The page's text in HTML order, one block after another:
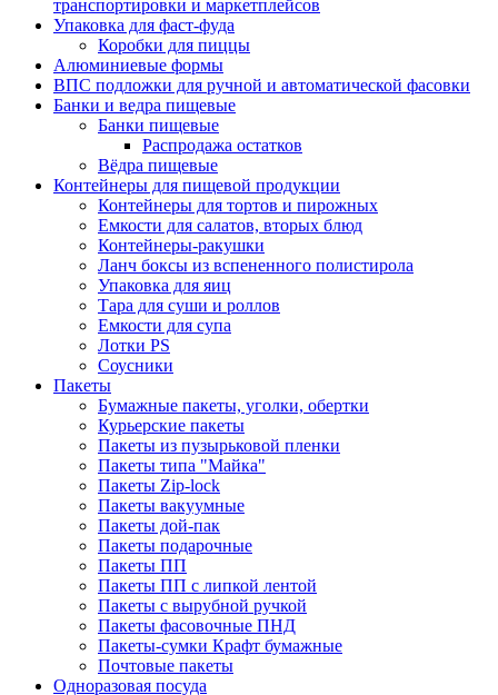
транспортировки и маркетплейсов
Упаковка для фаст-фуда
Коробки для пиццы
Алюминиевые формы
ВПС подложки для ручной и автоматической фасовки
Банки и ведра пищевые
Банки пищевые
Распродажа остатков
Вёдра пищевые
Контейнеры для пищевой продукции
Контейнеры для тортов и пирожных
Емкости для салатов, вторых блюд
Контейнеры-ракушки
Ланч боксы из вспененного полистирола
Упаковка для яиц
Тара для суши и роллов
Емкости для супа
Лотки PS
Соусники
Пакеты
Бумажные пакеты, уголки, обертки
Курьерские пакеты
Пакеты из пузырьковой пленки
Пакеты типа "Майка"
Пакеты Zip-lock
Пакеты вакуумные
Пакеты дой-пак
Пакеты подарочные
Пакеты ПП
Пакеты ПП с липкой лентой
Пакеты с вырубной ручкой
Пакеты фасовочные ПНД
Пакеты-сумки Крафт бумажные
Почтовые пакеты
Одноразовая посуда